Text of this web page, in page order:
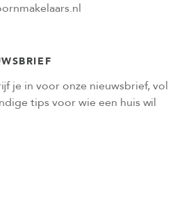
je in voor onze nieuwsbrief, vol
tips voor wie een huis wil